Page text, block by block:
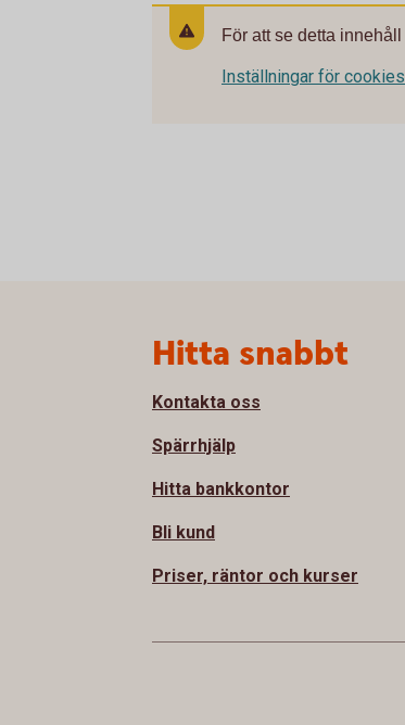
För att se detta
Inställningar för cookies
Hitta snabbt
Kontakta oss
Spärrhjälp
Hitta bankkontor
Bli kund
Priser, räntor och kurser